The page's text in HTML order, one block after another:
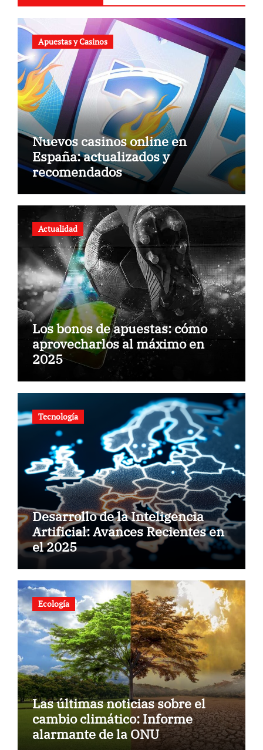
Apuestas y Casinos
Nuevos casinos online en
España: actualizados y
recomendados
Actualidad
Los bonos de apuestas: cómo
aprovecharlos al máximo en
2025
Tecnología
Desarrollo de la Inteligencia
Artificial: Avances Recientes en
el 2025
Ecología
Las últimas noticias sobre el
cambio climático: Informe
alarmante de la ONU